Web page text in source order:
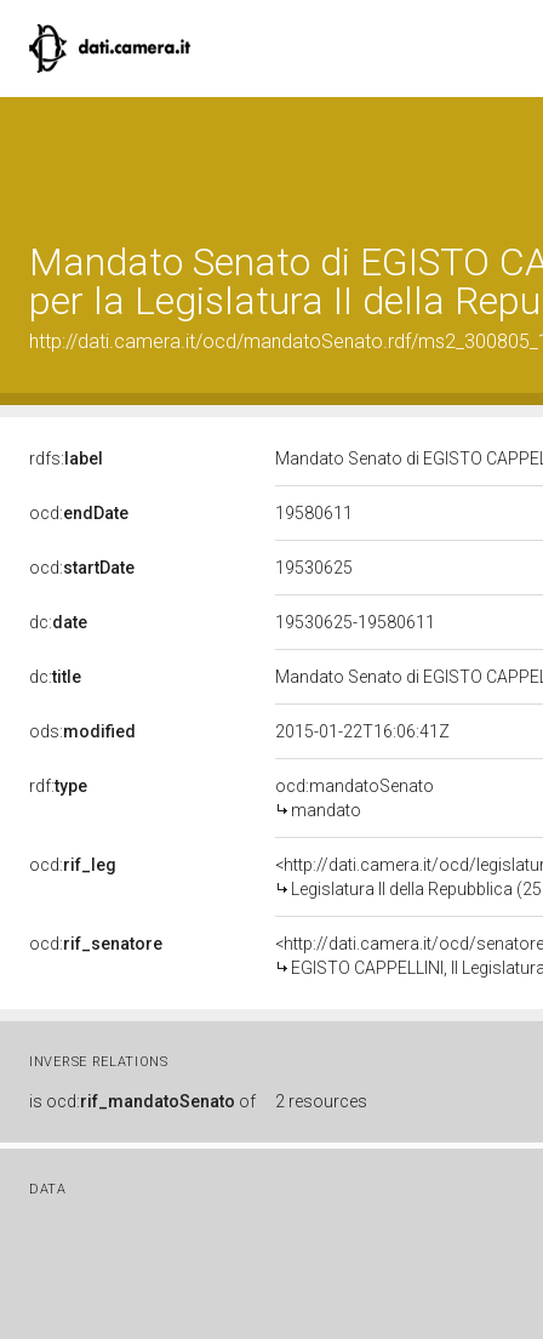
Mandato Senato di EGISTO
per la Legislatura II della
http://dati.camera.it/ocd/mandatoSenato.rdf/
rdfs: label Mandato Senato di EGISTO
ocd:endDate 19580611
ocd:startDate 19530625
dc:date 19530625-19580611
dc:title Mandato Senato di EGISTO
ods:modified 2015-01-22T16:06:41Z
rdf:type
ocd:mandatoSenato
mandato
ocd:rif_leg
<http://dati.camera.it/ocd/
Legislatura II della Repubblica
ocd:rif_senatore
<http://dati.camera.it/ocd/
EGISTO CAPPELLINI, II
INVERSE RELATIONS
is ocd:rif_mandatoSenato of 2 resources
DATA